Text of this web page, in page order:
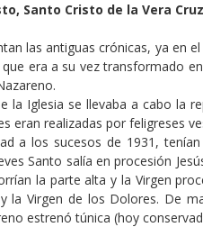
Santo Cristo de la Vera
las antiguas crónicas, ya en
que era a su vez transformado
la Iglesia se llevaba a cabo la
eran realizadas por feligreses
a los sucesos de 1931,
Santo salía en procesión
la parte alta y la Virgen
la Virgen de los Dolores. De
estrenó túnica (hoy